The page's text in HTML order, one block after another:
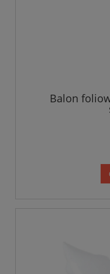
Balon